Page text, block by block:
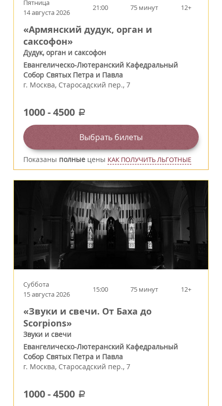
Пятница
14 августа 2026
21:00 75 минут 12+
«Армянский дудук, орган и
саксофон»
Дудук, орган и саксофон
Евангелическо-Лютеранский Кафедральный
Собор Святых Петра и Павла
г. Москва, Старосадский пер., 7
1000-4500 a
Выбрать билеты
Показаны полные цены КАК ПОЛУЧИТЬ ЛЬГОТНЫЕ
Суббота
15 августа 2026
15:00 75 минут 12+
«Звуки и свечи. От Баха до
Scorpions»
Звуки и свечи
Евангелическо-Лютеранский Кафедральный
Собор Святых Петра и Павла
г. Москва, Старосадский пер., 7
1000-4500 a